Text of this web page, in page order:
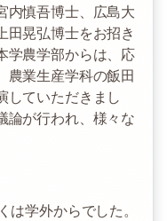
内慎吾博士、広島大
田晃弘博士をお招き
学農学部からは、応
農業生産学科の飯田
していただきまし
論が行われ、様々な
学外からでした。